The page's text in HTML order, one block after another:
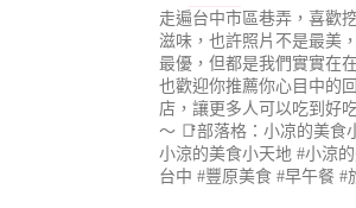
走遍台中市區巷弄，喜歡
滋味，也許照片不是最美
最優，但都是我們實實在
也歡迎你推薦你心目中的
店，讓更多人可以吃到好
～ 📑部落格：小凉的美食
小涼的美食小天地 #小涼
台中 #豐原美食 #早午餐 #